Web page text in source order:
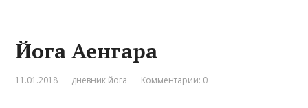
Йога Аенгара
11.01.2018 дневник йога Комментарии: 0